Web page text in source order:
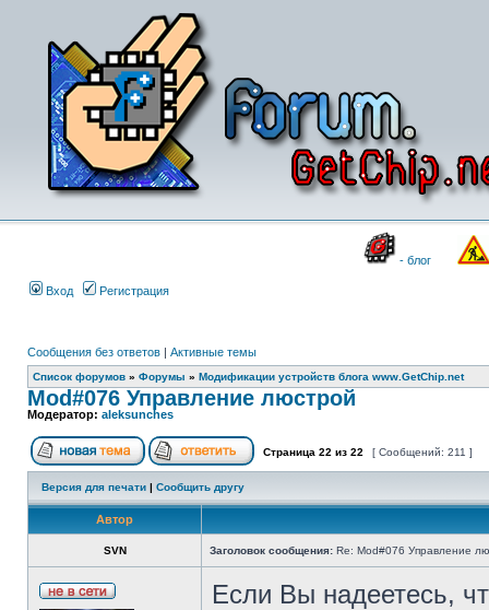
- блог
Вход Регистрация
Сообщения без ответов | Активные темы
Список форумов » Форумы » Модификации устройств блога www.GetChip.net
Mod#076 Управление люстрой
Модератор: aleksunches
Страница 22 из 22 [ Сообщений: 211 ]
Версия для печати | Сообщить другу
Автор
SVN Заголовок сообщения: Re: Mod#076 Управление
Если Вы надеетесь,